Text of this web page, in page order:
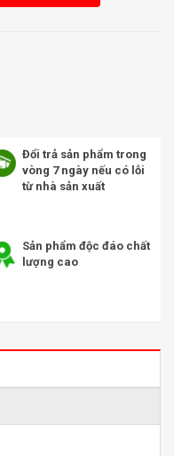
Đổi trả sản phẩm trong
vòng 7 ngày nếu có lỗi
từ nhà sản xuất
Sản phẩm độc đáo chất
lượng cao